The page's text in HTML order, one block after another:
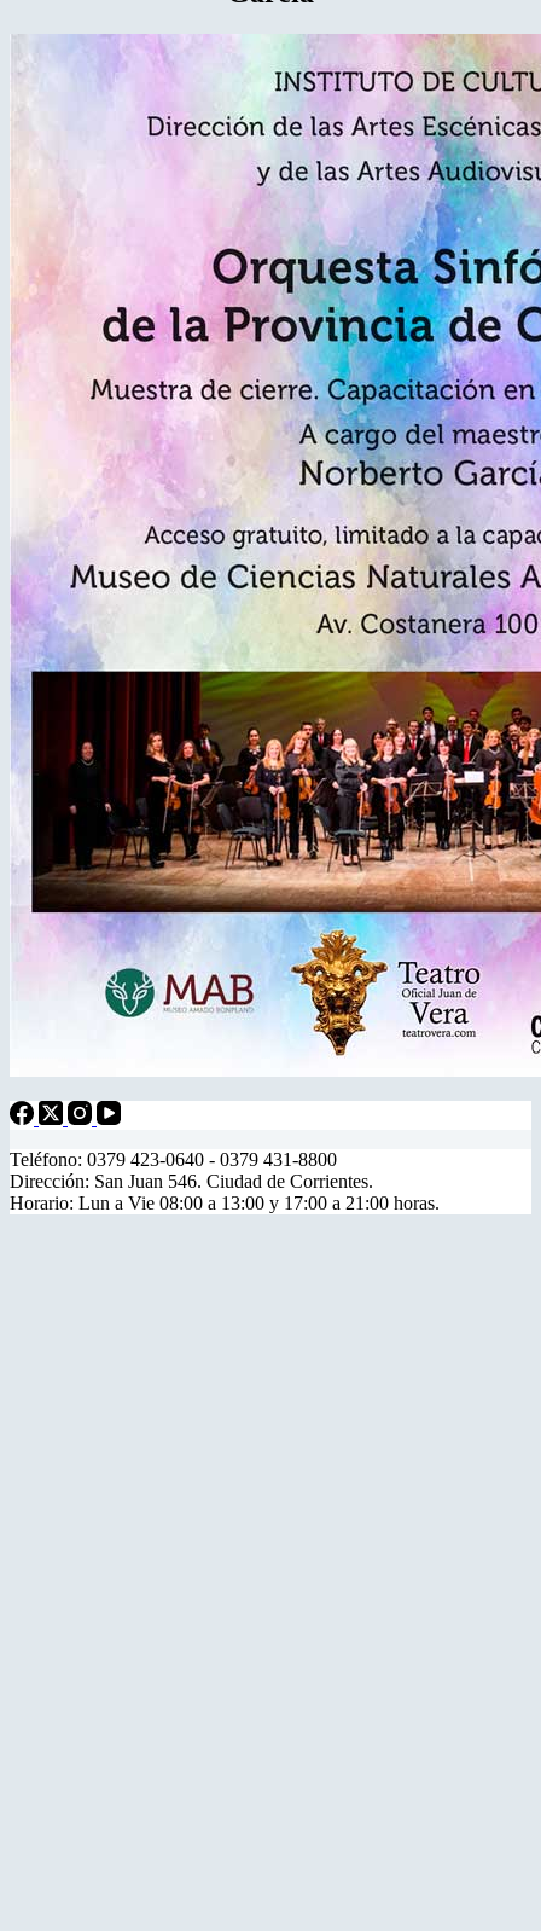
Teléfono: 0379 423-0640 - 0379 431-8800
Dirección: San Juan 546. Ciudad de Corrientes.
Horario: Lun a Vie 08:00 a 13:00 y 17:00 a 21:00 horas.